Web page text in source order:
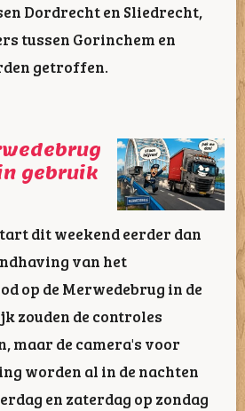
Dordrecht en Sliedrecht,
tussen Gorinchem en
getroffen.
gebruik
dit weekend eerder dan
van het
op de Merwedebrug in de
zouden de controles
maar de camera's voor
worden al in de nachten
en zaterdag op zondag